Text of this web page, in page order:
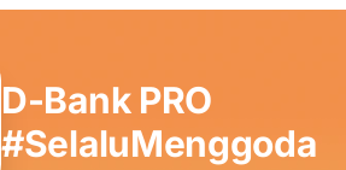
D-Bank PRO
#SelaluMenggoda